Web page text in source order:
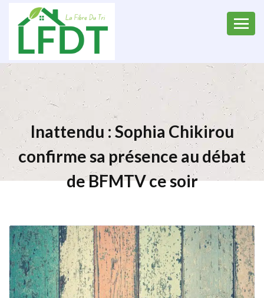
Inattendu : Sophia Chikirou
confirme sa présence au débat
de BFMTV ce soir